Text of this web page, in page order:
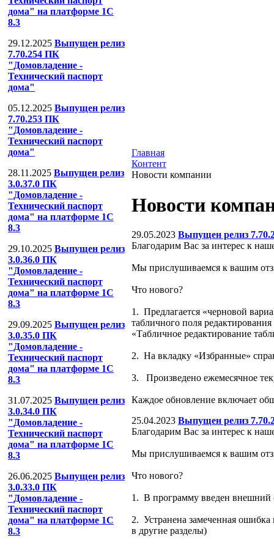
дома" на платформе 1С
8.3
29.12.2025 Выпущен релиз
7.70.254 ПК
"Домовладение -
Технический паспорт
дома"
05.12.2025 Выпущен релиз
7.70.253 ПК
"Домовладение -
Технический паспорт
дома"
28.11.2025 Выпущен релиз
3.0.37.0 ПК
"Домовладение -
Технический паспорт
дома" на платформе 1С
8.3
29.10.2025 Выпущен релиз
3.0.36.0 ПК
"Домовладение -
Технический паспорт
дома" на платформе 1С
8.3
29.09.2025 Выпущен релиз
3.0.35.0 ПК
"Домовладение -
Технический паспорт
дома" на платформе 1С
8.3
31.07.2025 Выпущен релиз
3.0.34.0 ПК
"Домовладение -
Технический паспорт
дома" на платформе 1С
8.3
26.06.2025 Выпущен релиз
3.0.33.0 ПК
"Домовладение -
Технический паспорт
дома" на платформе 1С
8.3
Главная
Контент
Новости компании
Новости
29.05.2023 Выпущен релиз
Благодарим Вас за интерес к
Мы прислушиваемся к вашим
Что нового?
1. Предлагается «черновой
табличного поля
«Табличное редактирование
2. На вкладку «Избранные»
3. Произведено ежемесячное
Каждое обновление включает
25.04.2023 Выпущен релиз
Благодарим Вас за интерес к
Мы прислушиваемся к вашим
Что нового?
1. В программу введен внешний
2. Устранена замеченная ошибка
в другие разделы)